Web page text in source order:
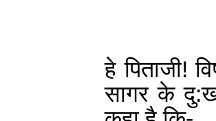
हे पिताजी!
सागर के दु:ख